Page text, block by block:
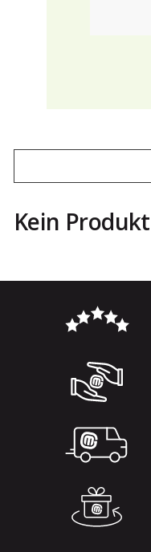
Kein Produkt